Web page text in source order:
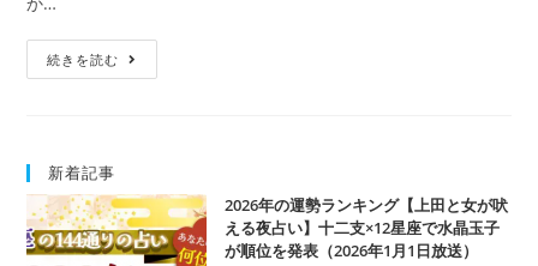
続きを読む
巳
は？
性
格・
新着記事
2026年の運勢ランキング【上田と女が吠
える夜占い】十二支×12星座で水晶玉子
が順位を発表（2026年1月1日放送）